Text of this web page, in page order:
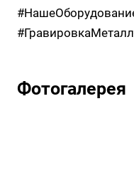
Фотогалерея